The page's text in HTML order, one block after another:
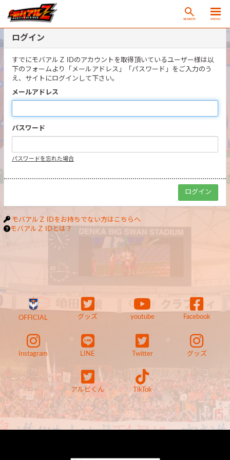
SEARCH MENU
ログイン
すでにモバアルＺ IDのアカウントを取得頂いているユーザー様は以
下のフォームより「メールアドレス」「パスワード」をご入力のう
え、サイトにログインして下さい。
メールアドレス
パスワード
パスワードを忘れた場合
モバアルＺ IDをお持ちでない方はこちらへ
モバアルＺ IDとは？
OFFICIAL グッズ youtube Facebook
Instagram LINE Twitter グッズ
アルビくん TikTok